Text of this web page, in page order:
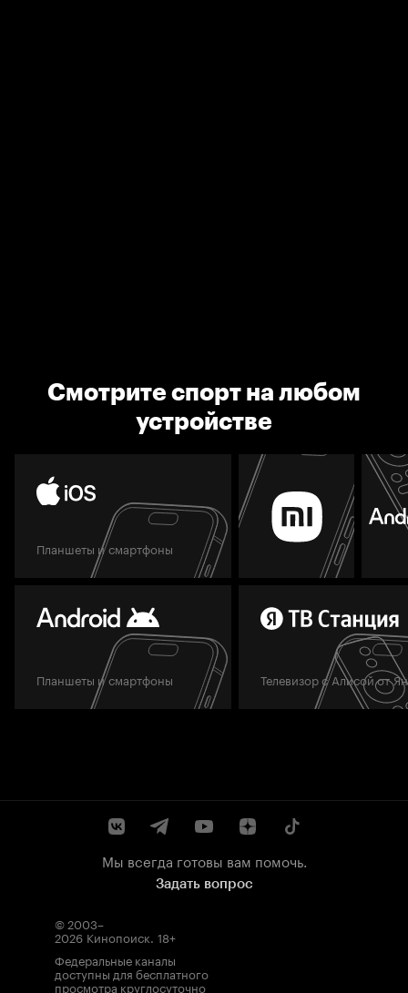
Смотрите спорт на любом
устройстве
Планшеты и смартфоны
Планшеты и смартфоны Телевизор с Алисой от
Мы всегда готовы вам помочь.
Задать вопрос
© 2003–
2026 Кинопоиск. 18+
Федеральные каналы
доступны для бесплатного
просмотра круглосуточно